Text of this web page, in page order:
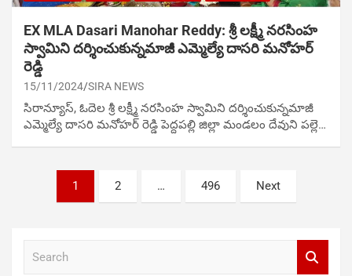
EX MLA Dasari Manohar Reddy: శ్రీ లక్ష్మీ నరసింహ
స్వామిని దర్శించుకున్నమాజీ ఎమ్మెల్యే దాసరి మనోహర్
రెడ్డి
15/11/2024 SIRA NEWS
సిరాన్యూస్, ఓదెల‌ శ్రీ లక్ష్మీ నరసింహ స్వామిని దర్శించుకున్నమాజీ
ఎమ్మెల్యే దాసరి మనోహర్ రెడ్డి పెద్దపల్లి జిల్లా మండలం దేవుని పల్లె…
navigation
1 2 … 496 Next